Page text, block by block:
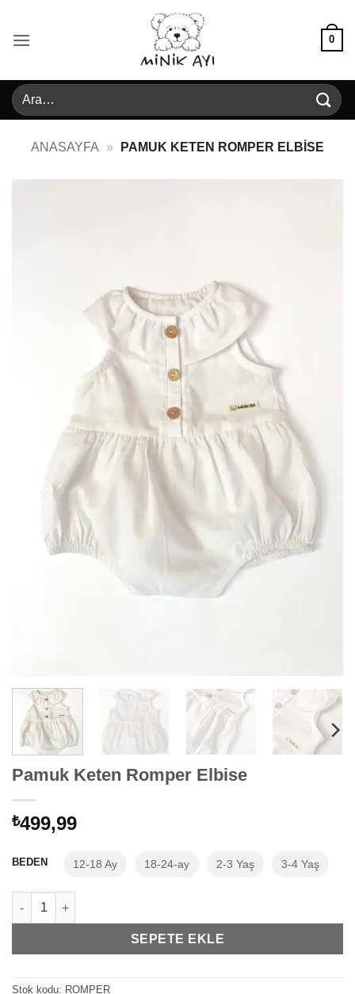
0
Ara:
ANASAYFA » PAMUK KETEN ROMPER ELBISE
Pamuk Keten Romper Elbise
₺499,99
BEDEN 12-18 Ay 18-24-ay 2-3 Yaş 3-4 Yaş
Pamuk Keten Romper Elbise adet
SEPETE EKLE
Stok kodu: ROMPER